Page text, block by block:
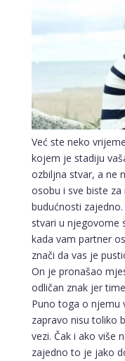
Već ste neko
kojem je stadiju
ozbiljna stvar, a ne
osobu i sve biste za
budućnosti
stvari u njegovome
kada vam partner
znači da vas je
On je pronašao
odličan znak jer
Puno toga o njemu
zapravo nisu toliko
vezi. Čak i ako više
zajedno to je jako